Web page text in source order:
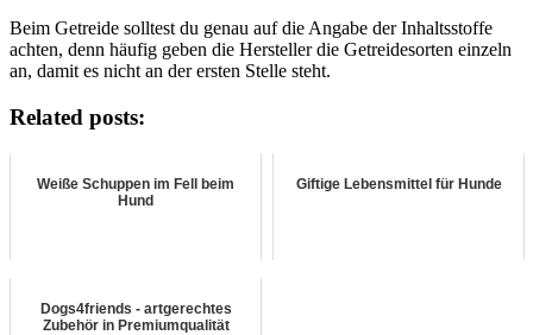
Beim Getreide solltest du genau auf die Angabe der Inhaltsstoffe
achten, denn häufig geben die Hersteller die Getreidesorten einzeln
an, damit es nicht an der ersten Stelle steht.
Related posts:
Weiße Schuppen im Fell beim
Hund
Giftige Lebensmittel für Hunde
Dogs4friends - artgerechtes
Zubehör in Premiumqualität